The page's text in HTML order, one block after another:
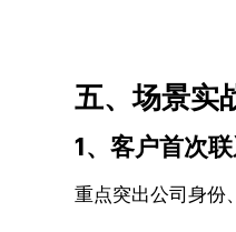
五、场景实
1、客户首次
重点突出公司身份